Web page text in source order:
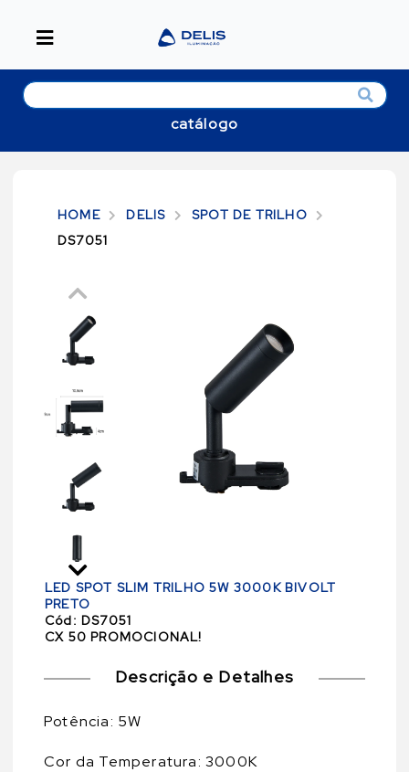
catálogo
HOME DELIS
SPOT DE TRILHO
DS7051
LED SPOT SLIM TRILHO 5W 3000K BIVOLT
PRETO
Cód: DS7051
CX 50 PROMOCIONAL!
Descrição e Detalhes
Potência: 5W
Cor da Temperatura: 3000K